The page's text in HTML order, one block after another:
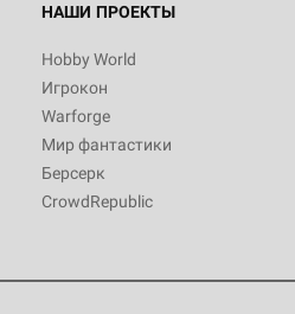
НАШИ ПРОЕКТЫ
Hobby World
Игрокон
Warforge
Мир фантастики
Берсерк
CrowdRepublic